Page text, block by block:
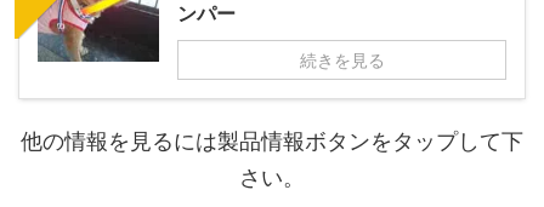
ンパー
続きを見る
他の情報を見るには製品情報ボタンをタップして下
さい。